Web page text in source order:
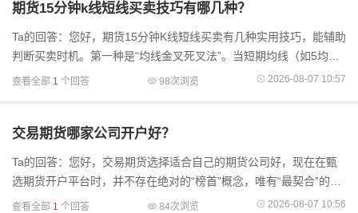
期货15分钟k线短线买卖技巧有哪几种？
Ta的回答：您好，期货15分钟K线短线买卖有几种实用技巧，能辅助
判断买卖时机。第一种是“均线金叉死叉法”。当短期均线（如5均
线）向上穿过长期均线（如10均线）形成金叉，这往往是短期上涨
查看全部 1 个回答 98次浏览 2026-08-07 10:57
交易期货哪家公司开户好？
Ta的回答：您好，交易期货选择适合自己的期货公司好，现在在甄
选期货开户平台时，并不存在绝对的“榜首”概念，唯有“最契合”的选
择。当前国内持牌正规期货公司超过150家，均处于中国证监会的严
查看全部 1 个回答 84次浏览 2026-08-07 10:56